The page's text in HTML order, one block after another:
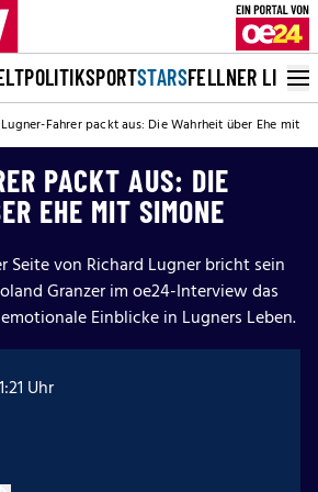
POLITIKSPORTSTARSFELLNER LIVE
Lugner-Fahrer packt aus: Die Wahrheit über Ehe mit
PACKT AUS: DIE
EHE MIT SIMONE
Seite von Richard Lugner bricht sein
Granzer im oe24-Interview das
Einblicke in Lugners Leben.
Uhr